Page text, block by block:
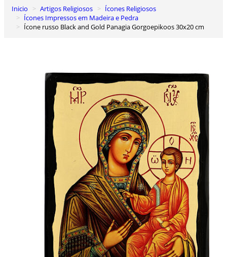
0
Carrinho de Compras
Inicio Artigos Religiosos
Ícones Religiosos
Ícones Impressos em Madeira e Pedra
Ícone russo Black and Gold Panagia Gorgoepikoos 30x20 cm